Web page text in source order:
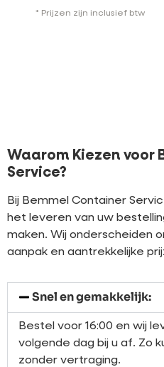
* Prijzen zijn inclusief btw
Waarom Kiezen voor
Service?
Bij Bemmel Container
het leveren van uw
maken. Wij onderscheiden
aanpak en aantrekkelijke
Snel en gemakkelijk:
Bestel voor 16:00 en wij
volgende dag bij u af. Zo
zonder vertraging.